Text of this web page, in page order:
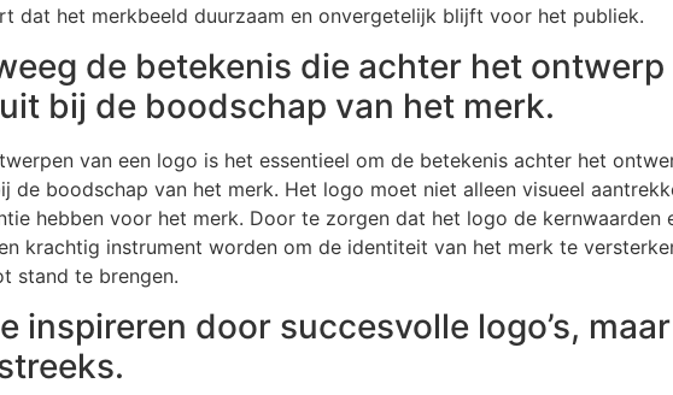
dat het merkbeeld duurzaam en onvergetelijk blijft voor het publiek.
de betekenis die achter het
bij de boodschap van het merk.
van een logo is het essentieel om de betekenis achter het
de boodschap van het merk. Het logo moet niet alleen visueel
hebben voor het merk. Door te zorgen dat het logo de kernwaarden
krachtig instrument worden om de identiteit van het merk te
stand te brengen.
inspireren door succesvolle logo’s,